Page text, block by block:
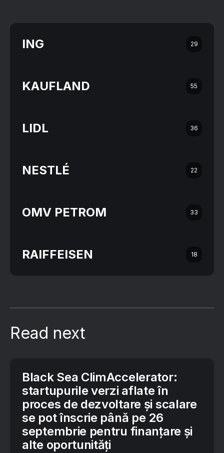
ING 29
KAUFLAND 55
LIDL 36
NESTLÉ 22
OMV PETROM 33
RAIFFEISEN 18
Read next
Black Sea ClimAccelerator:
startupurile verzi aflate în
proces de dezvoltare și scalare
se pot înscrie până pe 26
septembrie pentru finanțare și
alte oportunități